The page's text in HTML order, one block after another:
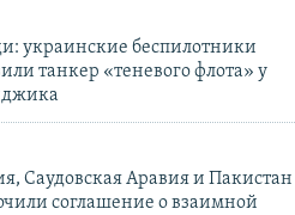
украинские беспилотники
танкер «теневого флота» у
Саудовская Аравия и Пакистан
соглашение о взаимной